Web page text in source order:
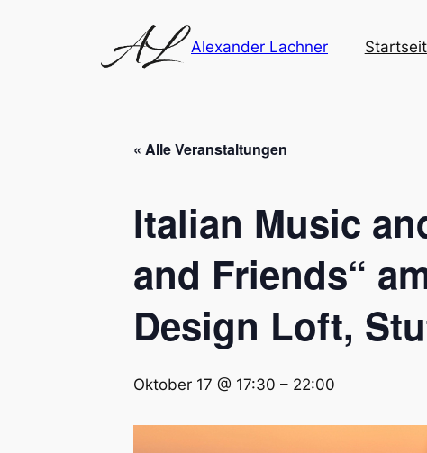
Alexander Lachner
« Alle Veranstaltungen
Italian Music
and Friends“
Design Loft,
Oktober 17 @ 17:30 – 22:00